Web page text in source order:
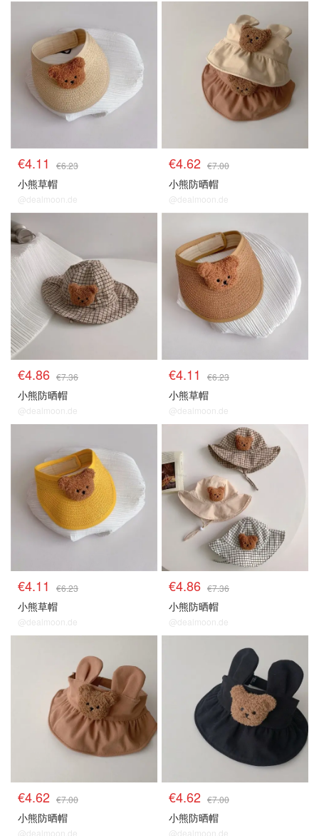
€4.11 €6.23
小熊草帽
@dealmoon.de
€4.62 €7.00
小熊防晒帽
@dealmoon.de
€4.86 €7.36
小熊防晒帽
@dealmoon.de
€4.11 €6.23
小熊草帽
@dealmoon.de
€4.11 €6.23
小熊草帽
@dealmoon.de
€4.86 €7.36
小熊防晒帽
@dealmoon.de
€4.62 €7.00
小熊防晒帽
@dealmoon.de
€4.62 €7.00
小熊防晒帽
@dealmoon.de